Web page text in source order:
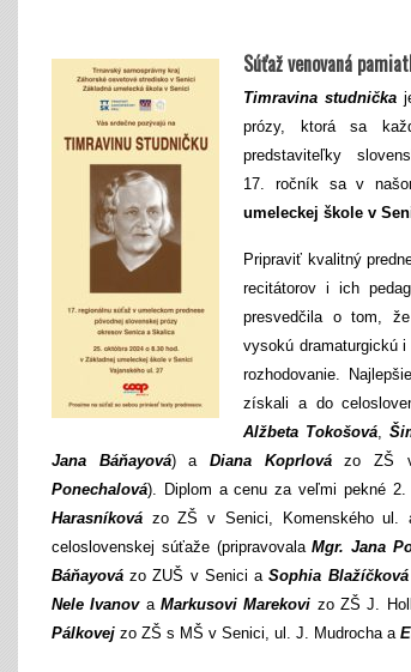
Súťaž venovaná
Timravina studnička
prózy, ktorá sa
predstaviteľky
17. ročník sa v
umeleckej škole v
Pripraviť kvalitný
recitátorov i ich
presvedčila o tom,
vysokú dramaturgickú
rozhodovanie.
získali a do
Alžbeta Tokošová,
Jana Báňayová) aDiana Koprlovázo ZŠ v
Ponechalová). Diplom a cenu za veľmi pekné 2.
Harasníková zo ZŠ v Senici, Komenského ul.
celoslovenskej súťaže (pripravovalaMgr. Jana
Báňayová zo ZUŠ v Senici aSophia Blažíčková
Nele Ivanova Markusovi Marekovi zo ZŠ J.
Pálkovej zo ZŠ s MŠ v Senici, ul. J. Mudrocha a